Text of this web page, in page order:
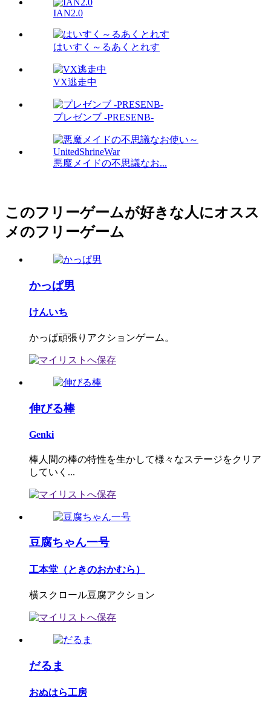
IAN2.0
はいすく～るあくとれす
VX逃走中
プレゼンブ -PRESENB-
悪魔メイドの不思議なお...
このフリーゲームが好きな人にオスス
メのフリーゲーム
かっぱ男
けんいち
かっぱ頑張りアクションゲーム。
伸びる棒
Genki
棒人間の棒の特性を生かして様々なステージをクリア
していく...
豆腐ちゃん一号
工本堂（ときのおかむら）
横スクロール豆腐アクション
だるま
おぬはら工房